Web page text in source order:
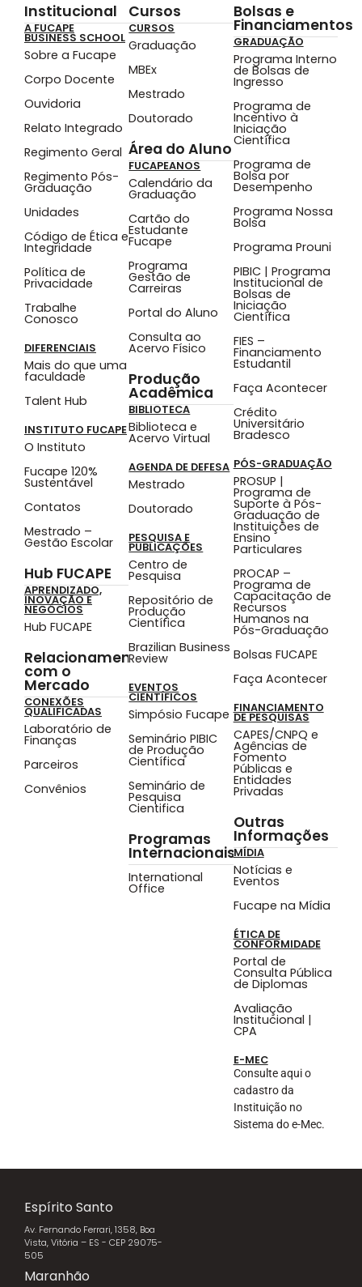
Institucional
A FUCAPE
BUSINESS SCHOOL
Sobre a Fucape
Corpo Docente
Ouvidoria
Relato Integrado
Regimento Geral
Regimento Pós-
Graduação
Unidades
Código de Ética e
Integridade
Política de
Privacidade
Trabalhe
Conosco
DIFERENCIAIS
Mais do que uma
faculdade
Talent Hub
INSTITUTO FUCAPE
O Instituto
Fucape 120%
Sustentável
Contatos
Mestrado –
Gestão Escolar
Hub FUCAPE
APRENDIZADO,
INOVAÇÃO E
NEGÓCIOS
Hub FUCAPE
Relacionamento
com o
Mercado
CONEXÕES
QUALIFICADAS
Laboratório de
Finanças
Parceiros
Convênios
Cursos
CURSOS
Graduação
MBEx
Mestrado
Doutorado
Área do Aluno
FUCAPEANOS
Calendário da
Graduação
Cartão do
Estudante
Fucape
Programa
Gestão de
Carreiras
Portal do Aluno
Consulta ao
Acervo Físico
Produção
Acadêmica
BIBLIOTECA
Biblioteca e
Acervo Virtual
AGENDA DE DEFESA
Mestrado
Doutorado
PESQUISA E
PUBLICAÇÕES
Centro de
Pesquisa
Repositório de
Produção
Científica
Brazilian Business
Review
EVENTOS
CIENTÍFICOS
Simpósio Fucape
Seminário PIBIC
de Produção
Científica
Seminário de
Pesquisa
Cientifica
Programas
Internacionais
International
Office
Bolsas e
Financiamentos
GRADUAÇÃO
Programa Interno
de Bolsas de
Ingresso
Programa de
Incentivo à
Iniciação
Científica
Programa de
Bolsa por
Desempenho
Programa Nossa
Bolsa
Programa Prouni
PIBIC | Programa
Institucional de
Bolsas de
Iniciação
Científica
FIES –
Financiamento
Estudantil
Faça Acontecer
Crédito
Universitário
Bradesco
PÓS-GRADUAÇÃO
PROSUP |
Programa de
Suporte à Pós-
Graduação de
Instituições de
Ensino
Particulares
PROCAP –
Programa de
Capacitação de
Recursos
Humanos na
Pós-Graduação
Bolsas FUCAPE
Faça Acontecer
FINANCIAMENTO
DE PESQUISAS
CAPES/CNPQ e
Agências de
Fomento
Públicas e
Entidades
Privadas
Outras
Informações
MÍDIA
Notícias e
Eventos
Fucape na Mídia
ÉTICA DE
CONFORMIDADE
Portal de
Consulta Pública
de Diplomas
Avaliação
Institucional |
CPA
E-MEC
Consulte aqui o
cadastro da
Instituição no
Sistema do e-Mec.
Espírito Santo
Av. Fernando Ferrari, 1358, Boa
Vista, Vitória – ES - CEP 29075-
505
Maranhão